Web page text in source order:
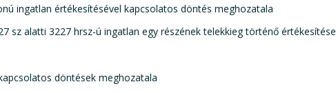
ingatlan értékesítésével kapcsolatos döntés meghozatala
sz alatti 3227 hrsz-ú ingatlan egy részének telekkieg történő értékesítése
döntések meghozatala